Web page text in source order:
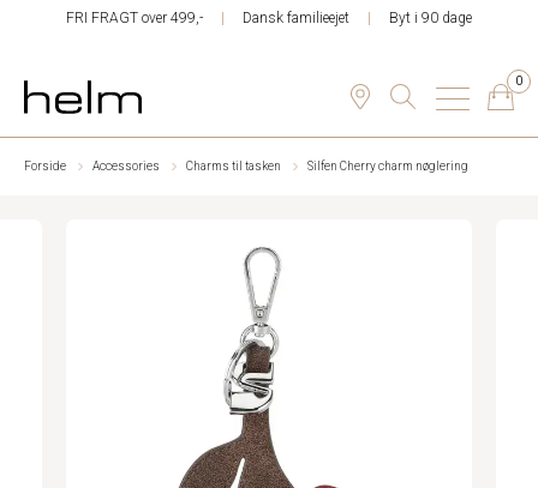
FRI FRAGT over 499,- Dansk familieejet Byt i 90 dage
0
Forside Accessories Charms til tasken Silfen Cherry charm nøglering